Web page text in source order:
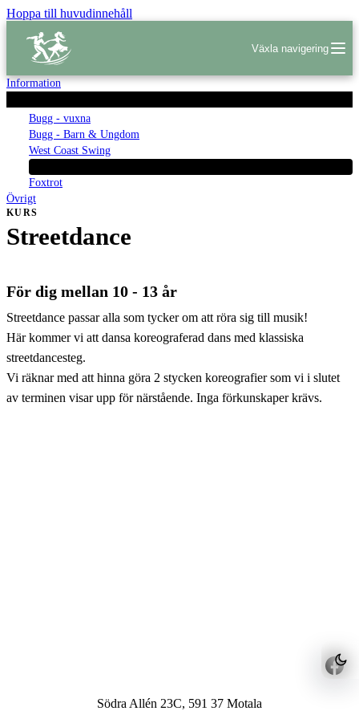
Hoppa till huvudinnehåll
Växla navigering
Information
Bugg - vuxna
Bugg - Barn & Ungdom
West Coast Swing
Foxtrot
Övrigt
KURS
Streetdance
För dig mellan 10 - 13 år
Streetdance passar alla som tycker om att röra sig till musik!
Här kommer vi att dansa koreograferad dans med klassiska
streetdancesteg.
Vi räknar med att hinna göra 2 stycken koreografier som vi i slutet
av terminen visar upp för närstående. Inga förkunskaper krävs.
Södra Allén 23C, 591 37 Motala